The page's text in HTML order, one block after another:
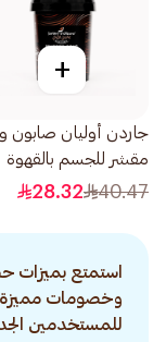
+
جاردن أوليان صابون و
مقشر للجسم بالقهوة
500جرام
40.47
28.32
استمتع بميزات
وخصومات مميزة.
للمستخدمين